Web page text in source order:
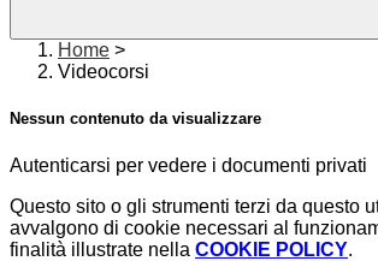
Home >
Videocorsi
Nessun contenuto da visualizzare
Autenticarsi per vedere i documenti privati
Questo sito o gli strumenti terzi da questo
avvalgono di cookie necessari al
finalità illustrate nella COOKIE POLICY.